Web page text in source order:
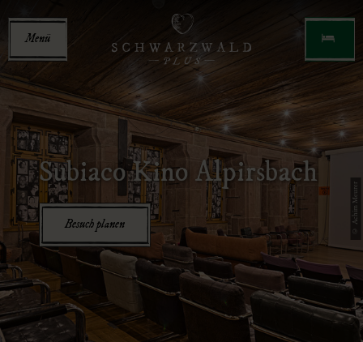
Menü
© Achim Meurer
Subiaco Kino Alpirsbach
Besuch planen